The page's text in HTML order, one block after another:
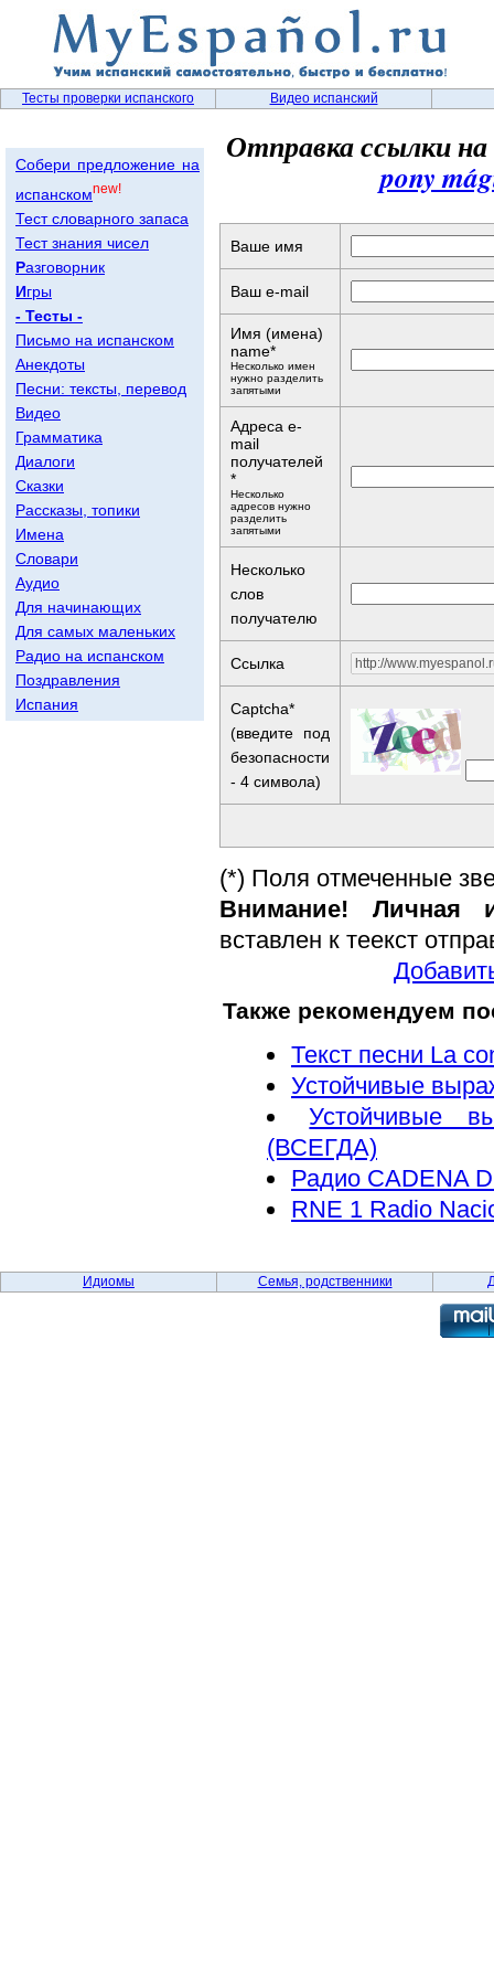
Тесты проверки испанского Видео испанский
Собери предложение на
испанскомnew!
Тест словарного запаса
Тест знания чисел
Разговорник
Игры
- Тесты -
Письмо на испанском
Анекдоты
Песни: тексты, перевод
Видео
Грамматика
Диалоги
Сказки
Рассказы, топики
Имена
Словари
Аудио
Для начинающих
Для самых маленьких
Радио на испанском
Поздравления
Испания
Отправка ссылки
pony
Ваше имя
Ваш e-mail
Имя (имена)
name*
Несколько имен
нужно разделить
запятыми
Адреса e-
mail
получателей
*
Несколько
адресов нужно
разделить
запятыми
Несколько
слов
получателю
Ссылка
Captcha*
(введите под
безопасности
- 4 символа)
(*) Поля отмеченные
Внимание! Личная
вставлен к теекст
Также рекомендуем
Текст песни La
Устойчивые
Устойчивые
(ВСЕГДА)
Радио CADENA
RNE 1 Radio
Идиомы Семья, родственники